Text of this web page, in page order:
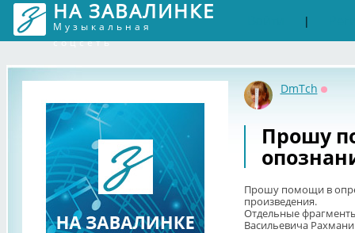
НА ЗАВАЛИНКЕ
Музыкальная
соцсеть
|
DmTch
Прошу
Прошу помощи в
произведения.
Отдельные
Васильевича